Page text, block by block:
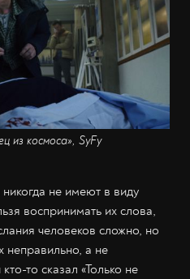
из космоса», SyFy
не имеют в виду
воспринимать их слова,
человеков сложно, но
неправильно, а не
то сказал «Только не